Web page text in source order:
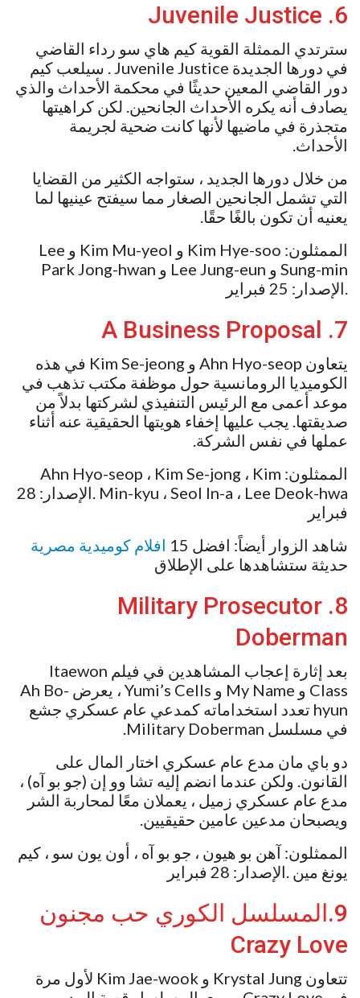
6. Juvenile Justice
سترتدي الممثلة القوية كيم هاي سو رداء القاضي
في دورها الجديدة Juvenile Justice . سيلعب كيم
دور القاضي المعين حديثًا في محكمة الأحداث والذي
يصادف أنه يكره الأحداث الجانحين. لكن كراهيتها
متجذرة في ماضيها لأنها كانت ضحية لجريمة
الأحداث.
من خلال دورها الجديد ، ستواجه الكثير من القضايا
التي تشمل الجانحين الصغار مما سيفتح عينيها لما
يعنيه أن تكون بالغًا حقًا.
الممثلون: Kim Hye-soo و Kim Mu-yeol و Lee
Sung-min و Lee Jung-eun و Park Jong-hwan
.الإصدار: 25 فبراير
7. A Business Proposal
يتعاون Ahn Hyo-seop و Kim Se-jeong في هذه
الكوميديا ​​الرومانسية حول موظفة مكتب تذهب في
موعد أعمى مع الرئيس التنفيذي لشركتها بدلاً من
صديقتها. يجب عليها إخفاء هويتها الحقيقية عنه أثناء
عملها في نفس الشركة.
الممثلون: Ahn Hyo-seop ، Kim Se-jong ، Kim
Min-kyu ، Seol In-a ، Lee Deok-hwa .الإصدار: 28
فبراير
شاهد الزوار أيضاً: افضل 15
افلام كوميدية مصرية
حديثة ستشاهدها على الإطلاق
8. Military Prosecutor
Doberman
بعد إثارة إعجاب المشاهدين في فيلم Itaewon
Class و My Name و Yumi’s Cells ، يعرض Ah Bo-
hyun تعدد استخداماته كمدعي عام عسكري جشع
في مسلسل Military Doberman.
دو باي مان مدع عام عسكري اختار المال على
القانون. ولكن عندما انضم إليه تشا وو إن (جو بو آه) ،
مدع عام عسكري زميل ، يعملان معًا لمحاربة الشر
ويصبحان مدعين عامين حقيقيين.
الممثلون: آهن بو هيون ، جو بو آه ، أون يون سو ، كيم
يونغ مين .الإصدار: 28 فبراير
9.المسلسل الكوري حب مجنون
Crazy Love
تتعاون Krystal Jung و Kim Jae-wook لأول مرة